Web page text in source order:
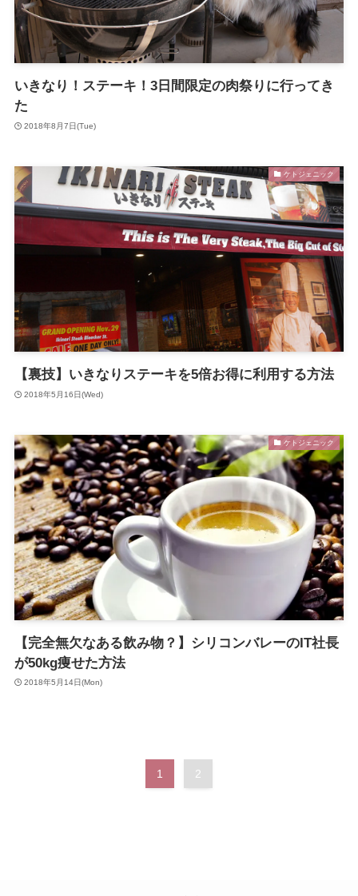
いきなり！ステーキ！3日間限定の肉祭りに行ってき
た
2018年8月7日(Tue)
ケトジェニック
【裏技】いきなりステーキを5倍お得に利用する方法
2018年5月16日(Wed)
ケトジェニック
【完全無欠なある飲み物？】シリコンバレーのIT社長
が50kg痩せた方法
2018年5月14日(Mon)
1 2